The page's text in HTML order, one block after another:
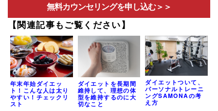
無料カウンセリングを申し込む＞＞
【関連記事もご覧ください】
年末年始ダイエッ
ト！こんな人は太り
やすい！チェックリ
スト
ダイエットを長期間
維持して、理想の体
型を維持するのに大
切なこと
ダイエットついて、
パーソナルトレーニ
ングSAMONAの考
え方